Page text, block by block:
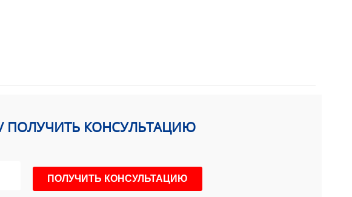
ПОЛУЧИТЬ КОНСУЛЬТАЦИЮ